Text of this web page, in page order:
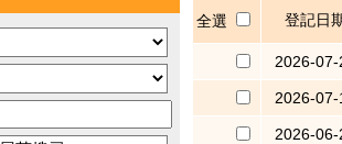
全選 登記日
2026-07-
2026-07-
2026-06-